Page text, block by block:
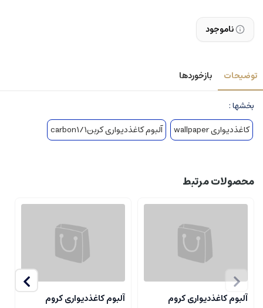
ناموجود
توضیحات بازخوردها
بخشها :
کاغذدیواری wallpaper
آلبوم کاغذدیواری کربن1/carbon1
محصولات مرتبط
آلبوم کاغذدیواری کروم
آلبوم کاغذدیواری کروم